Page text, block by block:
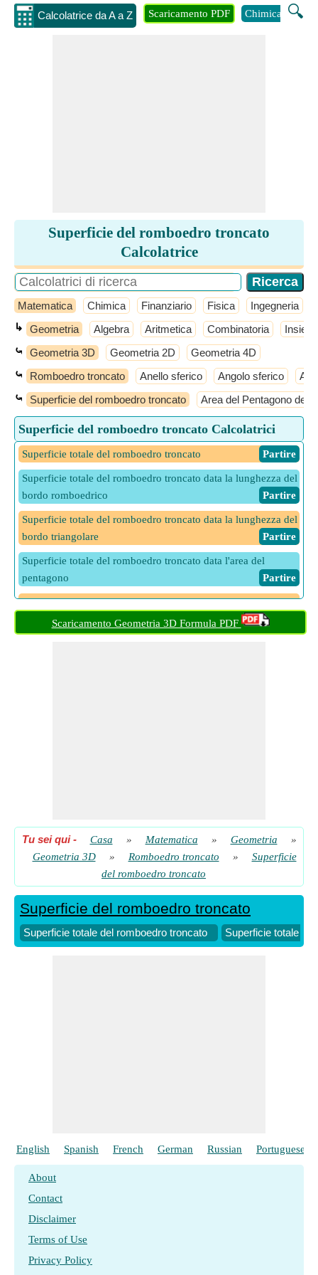
Calcolatrice da A a Z 🔍
Scaricamento PDF Chimica
Superficie del romboedro troncato
Calcolatrice
Matematica Chimica Finanziario Fisica Ingegneria
↳ Geometria Algebra Aritmetica Combinatoria
⤿ Geometria 3D Geometria 2D Geometria 4D
⤿ Romboedro troncato Anello sferico Angolo sferico
⤿ Superficie del romboedro troncato Area del Pentagono del
Superficie del romboedro troncato Calcolatrici
Superficie totale del romboedro troncato ​ Partire
Superficie totale del romboedro troncato data la lunghezza del
bordo romboedrico
​ Partire
Superficie totale del romboedro troncato data la lunghezza del
bordo triangolare
​ Partire
Superficie totale del romboedro troncato data l'area del
pentagono
​ Partire
Superficie totale del romboedro troncato dato il raggio della
circonferenza
​ Partire
Scaricamento Geometria 3D Formula PDF
Tu sei qui- Casa » Matematica » Geometria
»
Geometria 3D
» Romboedro troncato »
Superficie
del romboedro troncato
Superficie del romboedro troncato
Superficie totale del romboedro troncato Superficie totale
English Spanish French German Russian Portuguese
About
Contact
Disclaimer
Terms of Use
Privacy Policy